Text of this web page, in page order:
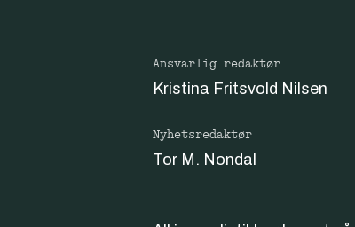
Ansvarlig redaktør
Kristina Fritsvold Nilsen
Nyhetsredaktør
Tor M. Nondal